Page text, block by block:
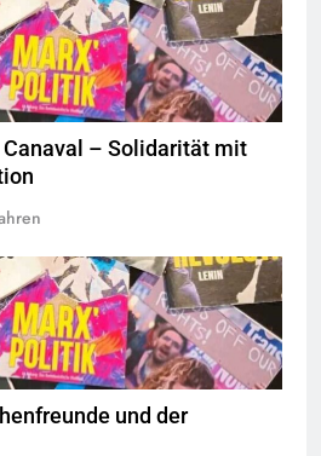
– Solidarität mit
© linkswende.org,CC-BY-SA-1.0
und der